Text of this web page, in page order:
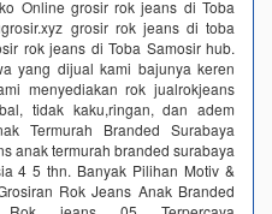
Online grosir rok jeans di Toba
grosir rok jeans di toba
rok jeans di Toba Samosir hub.
yang dijual kami bajunya keren
menyediakan rok jualrokjeans
tidak kaku,ringan, dan adem
Termurah Branded Surabaya
anak termurah branded surabaya
4 5 thn. Banyak Pilihan Motiv &
Rok Jeans Anak Branded